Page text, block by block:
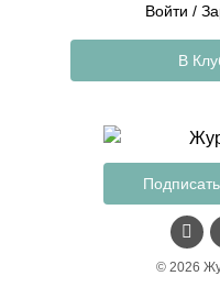
© 2026
Войти /
В